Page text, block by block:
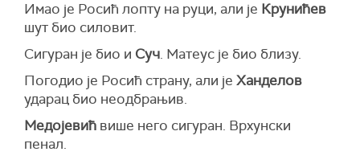
Имао је Росић лопту на руци, али је Крунићев
шут био силовит.
Сигуран је био и Суч. Матеус је био близу.
Погодио је Росић страну, али је Ханделов
ударац био неодбрањив.
Медојевић више него сигуран. Врхунски
пенал.